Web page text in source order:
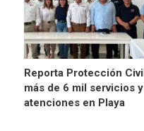
Reporta Protección Civil
más de 6 mil servicios y
atenciones en Playa